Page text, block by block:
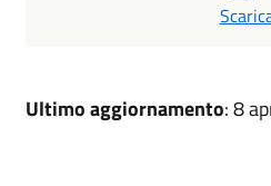
PDF
Ultimo aggiornamento: 8